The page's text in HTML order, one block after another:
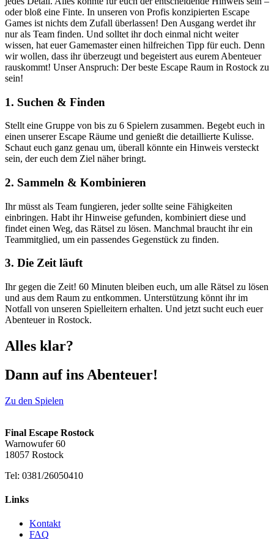
oder bloß eine Finte. In unseren von Profis konzipierten Escape
Games ist nichts dem Zufall überlassen! Den Ausgang werdet ihr
nur als Team finden. Und solltet ihr doch einmal nicht weiter
wissen, hat euer Gamemaster einen hilfreichen Tipp für euch. Denn
wir wollen, dass ihr überzeugt und begeistert aus eurem Abenteuer
rauskommt! Unser Anspruch: Der beste Escape Raum in Rostock zu
sein!
1. Suchen & Finden
Stellt eine Gruppe von bis zu 6 Spielern zusammen. Begebt euch in
einen unserer Escape Räume und genießt die detaillierte Kulisse.
Schaut euch ganz genau um, überall könnte ein Hinweis versteckt
sein, der euch dem Ziel näher bringt.
2. Sammeln & Kombinieren
Ihr müsst als Team fungieren, jeder sollte seine Fähigkeiten
einbringen. Habt ihr Hinweise gefunden, kombiniert diese und
findet einen Weg, das Rätsel zu lösen. Manchmal braucht ihr ein
Teammitglied, um ein passendes Gegenstück zu finden.
3. Die Zeit läuft
Ihr gegen die Zeit! 60 Minuten bleiben euch, um alle Rätsel zu lösen
und aus dem Raum zu entkommen. Unterstützung könnt ihr im
Notfall von unseren Spielleitern erhalten. Und jetzt sucht euch euer
Abenteuer in Rostock.
Alles klar?
Dann auf ins Abenteuer!
Zu den Spielen
Final Escape Rostock
Warnowufer 60
18057 Rostock
Tel: 0381/26050410
Links
Kontakt
FAQ